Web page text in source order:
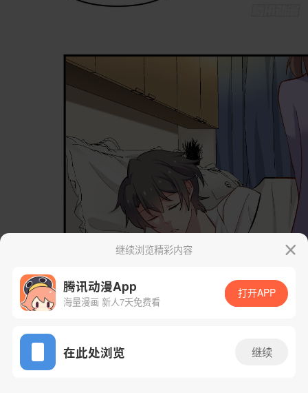
App免费看
继续浏览精彩内容
腾讯动漫App
海量漫画 新人7天免费看
打开APP
在此处浏览 继续